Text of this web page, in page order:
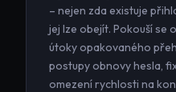
– nejen zda existuje
jej lze obejít. Pokouší se
útoky opakovaného
postupy obnovy hesla,
omezení rychlosti na